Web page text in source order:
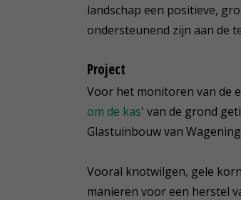
landschap een positieve,
ondersteunend zijn aan de
Project
Voor het monitoren van de
om de kas' van de grond
Glastuinbouw van
Vooral knotwilgen, gele
manieren voor een herstel